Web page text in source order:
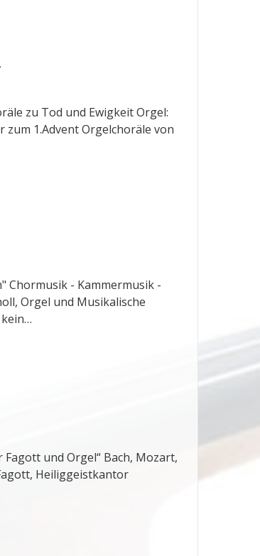
zu Tod und Ewigkeit Orgel:
zum 1.Advent Orgelchoräle von
Chormusik - Kammermusik -
Orgel und Musikalische
und Orgel“ Bach, Mozart,
Heiliggeistkantor